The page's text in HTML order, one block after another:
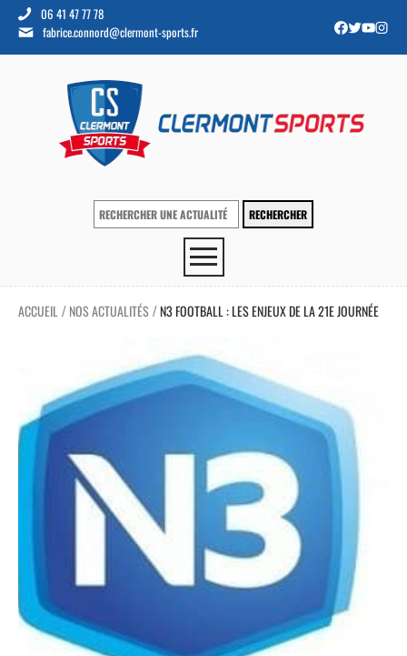
06 41 47 77 78
fabrice.connord@clermont-sports.fr
ACCUEIL / NOS ACTUALITÉS /N3 FOOTBALL : LES ENJEUX DE LA 21E JOURNÉE